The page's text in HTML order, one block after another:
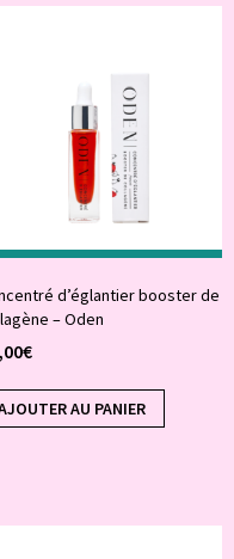
d’églantier booster de
– Oden
€
AU PANIER